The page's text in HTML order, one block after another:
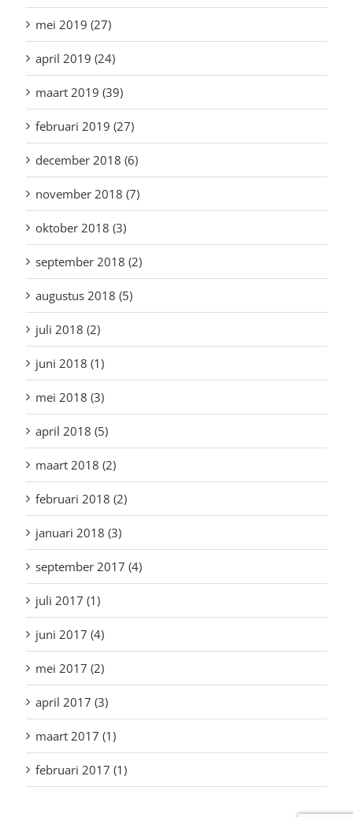
mei 2019 (27)
april 2019 (24)
maart 2019 (39)
februari 2019 (27)
december 2018 (6)
november 2018 (7)
oktober 2018 (3)
september 2018 (2)
augustus 2018 (5)
juli 2018 (2)
juni 2018 (1)
mei 2018 (3)
april 2018 (5)
maart 2018 (2)
februari 2018 (2)
januari 2018 (3)
september 2017 (4)
juli 2017 (1)
juni 2017 (4)
mei 2017 (2)
april 2017 (3)
maart 2017 (1)
februari 2017 (1)